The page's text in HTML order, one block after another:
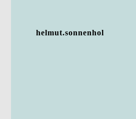
helmut.sonnenhol